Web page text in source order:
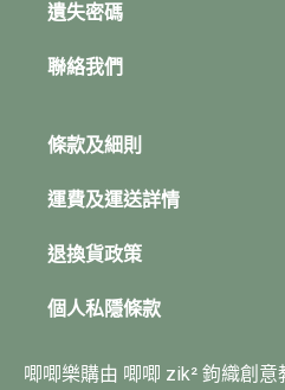
遺失密碼
聯絡我們
條款及細則
運費及運送詳情
退換貨政策
個人私隱條款
唧唧樂購由 唧唧 zik² 鉤織創